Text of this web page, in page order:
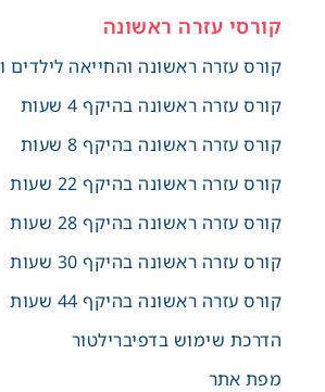
קורסי עזרה ראשונה
קורס עזרה ראשונה והחייאה לילדים
קורס עזרה ראשונה בהיקף 4 שעות
קורס עזרה ראשונה בהיקף 8 שעות
קורס עזרה ראשונה בהיקף 22 שעות
קורס עזרה ראשונה בהיקף 28 שעות
קורס עזרה ראשונה בהיקף 30 שעות
קורס עזרה ראשונה בהיקף 44 שעות
הדרכת שימוש בדפיברילטור
מפת אתר